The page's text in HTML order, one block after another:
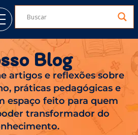
Blog
artigos e reflexões sobre
práticas pedagógicas e
espaço feito para quem
transformador do